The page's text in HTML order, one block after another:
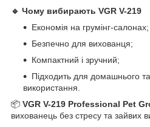
🔹 Чому вибирають VGR V-219
Економія на грумінг-салонах;
Безпечно для вихованця;
Компактний і зручний;
Підходить для домашнього
використання.
📦 VGR V-219 Professional Pet
вихованець без стресу та зайвих